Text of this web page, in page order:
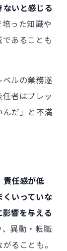
いと感じる
った知識や
あることも
ルの業務遂
者はプレッ
だ」と不満
責任感が低
いっていな
響を与える
異動・転職
ることも。